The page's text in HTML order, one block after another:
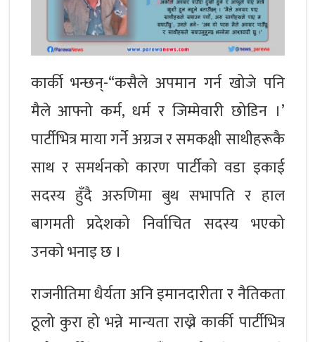
कार्की भन्छन्-“कसैले अपमान गर्न खोजे पनि
मैले आफ्नो कर्म, धर्म र जिम्मेवारी छोडिन ।’
पार्टीभित्र माया गर्ने अग्रज र समकक्षी साथीहरूकै
साथ र समर्थनको कारण पार्टीको वडा इकाई
सदस्य हुँदै अरुणिमा बुथ सभापति र हाल
बागमती प्रदेशको निर्वाचित सदस्य भएको
उनको भनाइ छ ।
राजनीतिमा धैर्यता अनि इमानदारीता र नैतिकता
ठूलो कुरा हो भन्ने मान्यता राख्ने कार्की पार्टीभित्र